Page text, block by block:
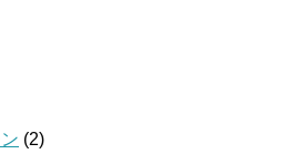
(2)